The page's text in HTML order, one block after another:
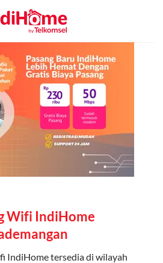
Wifi IndiHome
IndiHometersedia di wilayah